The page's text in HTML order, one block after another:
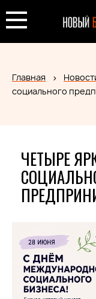
Главная
социального
ЧЕТЫРЕ